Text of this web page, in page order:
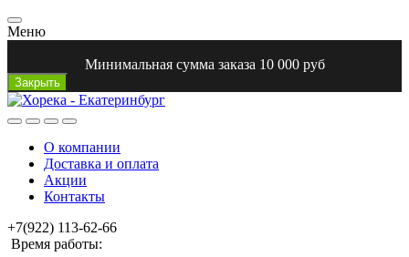
Меню
Минимальная сумма заказа 10 000 руб
Закрыть
О компании
Доставка и оплата
Акции
Контакты
+7(922) 113-62-66
Время работы: